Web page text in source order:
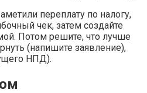
переплату по налогу,
чек, затем создайте
Потом решите, что лучше
(напишите заявление),
НПД).